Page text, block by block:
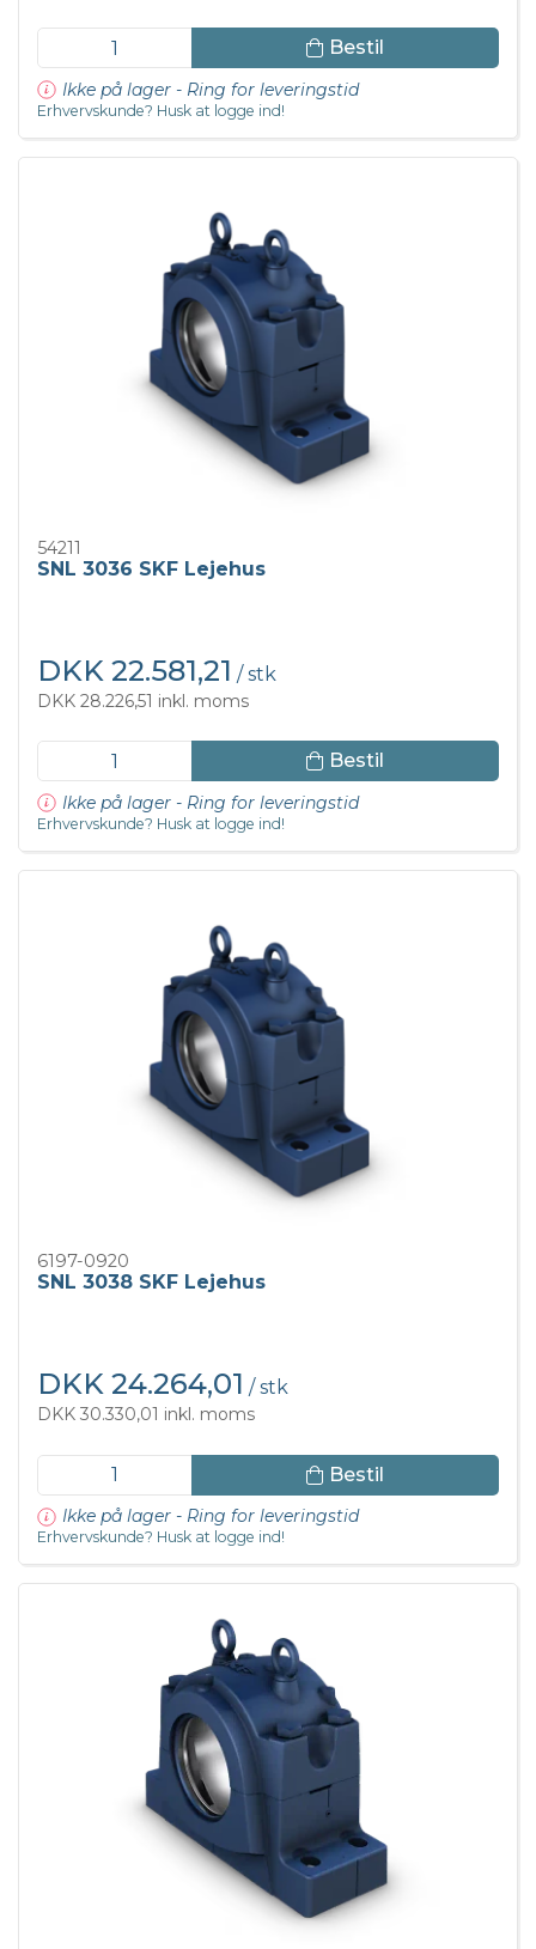
Bestil
Ikke på lager - Ring for leveringstid
Erhvervskunde? Husk at logge ind!
54211
SNL 3036 SKF Lejehus
DKK 22.581,21 / stk
DKK 28.226,51 inkl. moms
Bestil
Ikke på lager - Ring for leveringstid
Erhvervskunde? Husk at logge ind!
6197-0920
SNL 3038 SKF Lejehus
DKK 24.264,01 / stk
DKK 30.330,01 inkl. moms
Bestil
Ikke på lager - Ring for leveringstid
Erhvervskunde? Husk at logge ind!